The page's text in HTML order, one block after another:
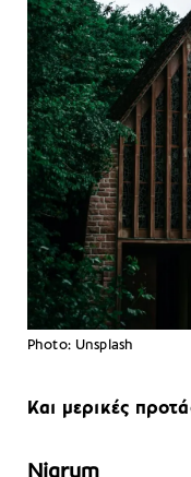
Photo: Unsplash
Και μερικές
Nigrum